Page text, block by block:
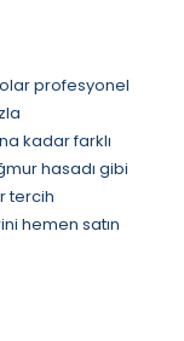
profesyonel
kadar farklı
hasadı gibi
tercih
hemen satın